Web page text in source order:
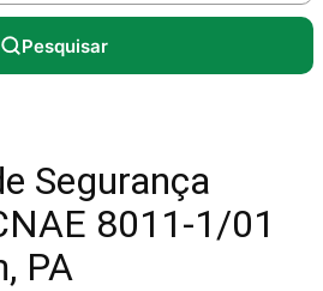
Pesquisar
Segurança
8011-1/01
PA